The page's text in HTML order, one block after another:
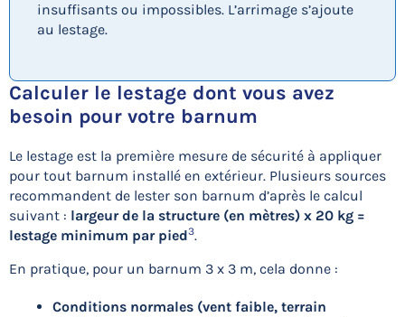
insuffisants ou impossibles. L’arrimage s’ajoute
au lestage.
Calculer le lestage dont vous avez
besoin pour votre barnum
Le lestage est la première mesure de sécurité à appliquer
pour tout barnum installé en extérieur. Plusieurs sources
recommandent de lester son barnum d’après le calcul
suivant : largeur de la structure (en mètres) x 20 kg =
lestage minimum par pied3.
En pratique, pour un barnum 3 x 3 m, cela donne :
Conditions normales (vent faible, terrain